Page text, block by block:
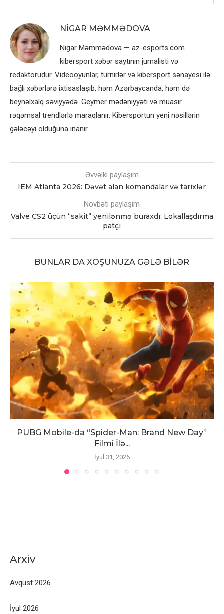
NIGAR MƏMMƏDOVA
Nigar Məmmədova — az-esports.com
kibersport xəbər saytının jurnalisti və
redaktorudur. Videooyunlar, turnirlər və kibersport sənayesi ilə
bağlı xəbərlərə ixtisaslaşıb, həm Azərbaycanda, həm də
beynəlxalq səviyyədə. Geymer mədəniyyəti və müasir
rəqəmsal trendlərlə maraqlanır. Kibersportun yeni nəsillərin
gələcəyi olduğuna inanır.
Əvvəlki paylaşım
IEM Atlanta 2026: Dəvət alan komandalar və tarixlər
Növbəti paylaşım
Valve CS2 üçün “sakit” yenilənmə buraxdı: Lokallaşdırma
patçı
BUNLAR DA XOŞUNUZA GƏLƏ BILƏR
PUBG Mobile-da “Spider-Man: Brand New Day”
Filmi İlə...
İyul 31, 2026
Arxiv
Avqust 2026
İyul 2026